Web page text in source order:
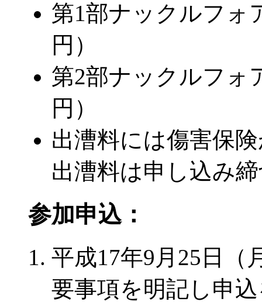
第1部ナックルフォ
円）
第2部ナックルフォ
円）
出漕料には傷害保
出漕料は申し込み
参加申込：
平成17年9月25日（
要事項を明記し申